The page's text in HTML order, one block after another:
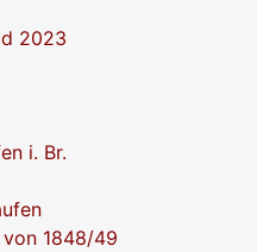
2023
i. Br.
1848/49